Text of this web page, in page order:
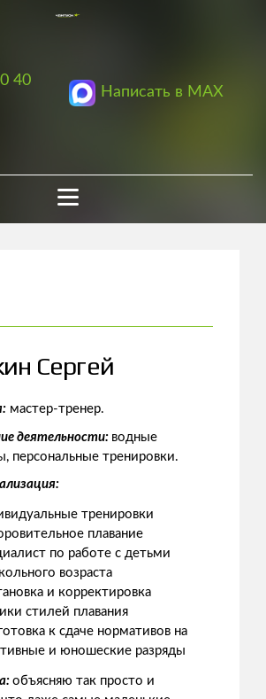
40
Написать в MAX
Сергей
мастер-тренер.
деятельности: водные
персональные тренировки.
тренировки
плавание
по работе с детьми
возраста
и корректировка
стилей плавания
к сдаче нормативов на
и юношеские разряды
объясняю так просто и